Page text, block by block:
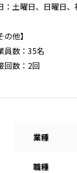
：土曜日、日曜日
の他】
員数：35名
回数：2回
業種
職種